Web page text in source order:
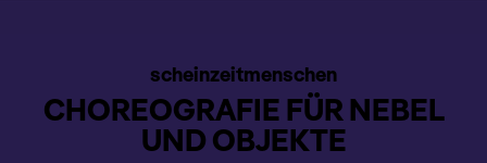
scheinzeitmenschen
CHOREOGRAFIE FÜR NEBEL
UND OBJEKTE